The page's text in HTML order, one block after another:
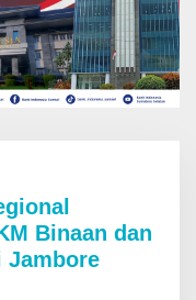
Binaan dan
Jambore